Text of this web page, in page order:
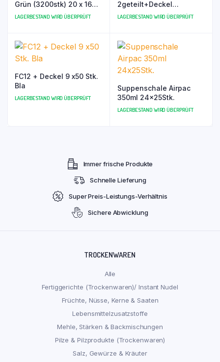
Grün (3200stk) 20 x 160
Pck
LAGERBESTAND WIRD ÜBERPRÜFT
2geteilt+Deckel
10x100stk. (Contital)
LAGERBESTAND WIRD ÜBERPRÜFT
FC12 + Deckel 9 x50 Stk.
Bla
LAGERBESTAND WIRD ÜBERPRÜFT
Suppenschale Airpac
350ml 24x25Stk.
LAGERBESTAND WIRD ÜBERPRÜFT
Immer frische Produkte
Schnelle Lieferung
Super Preis-Leistungs-Verhältnis
Sichere Abwicklung
TROCKENWAREN
Alle
Fertiggerichte (Trockenwaren)/ Instant Nudel
Früchte, Nüsse, Kerne & Saaten
Lebensmittelzusatzstoffe
Mehle, Stärken & Backmischungen
Pilze & Pilzprodukte (Trockenwaren)
Salz, Gewürze & Kräuter